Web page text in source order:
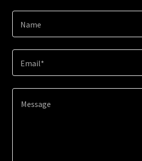
Name
Email*